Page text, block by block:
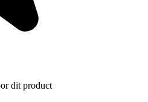
dit product